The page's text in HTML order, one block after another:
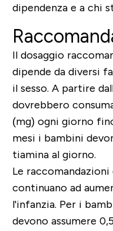
dipendenza e a chi
Il dosaggio
dipende da diversi
il sesso. A partire
dovrebbero
(mg) ogni giorno
mesi i bambini
tiamina al giorno.
Le
continuano ad
l'infanzia. Per i
devono assumere